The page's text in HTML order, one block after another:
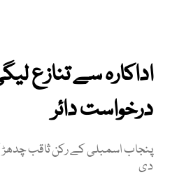
اداکارہ سے تنازع
درخواست دائر
پنجاب اسمبلی کے رکن ثاقب چدھڑ
دی